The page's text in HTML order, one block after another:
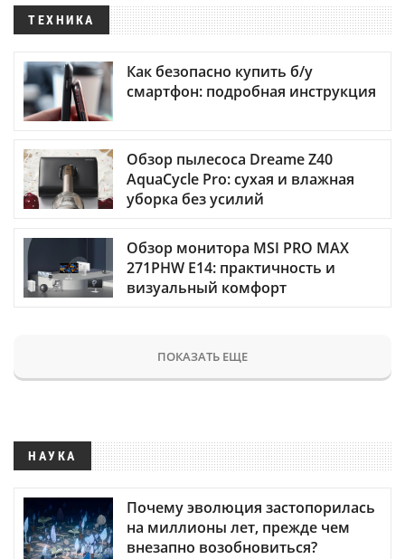
ТЕХНИКА
Как безопасно купить б/у
смартфон: подробная инструкция
Обзор пылесоса Dreame Z40
AquaCycle Pro: сухая и влажная
уборка без усилий
Обзор монитора MSI PRO MAX
271PHW E14: практичность и
визуальный комфорт
ПОКАЗАТЬ ЕЩЕ
НАУКА
Почему эволюция застопорилась
на миллионы лет, прежде чем
внезапно возобновиться?